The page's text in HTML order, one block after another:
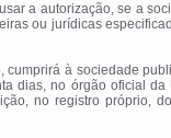
a autorização, se a
ou jurídicas
cumprirá à sociedade
dias, no órgão oficial da
no registro próprio,